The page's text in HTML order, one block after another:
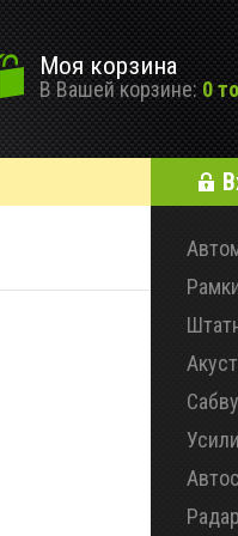
Моя корзина
В Вашей корзине: 0